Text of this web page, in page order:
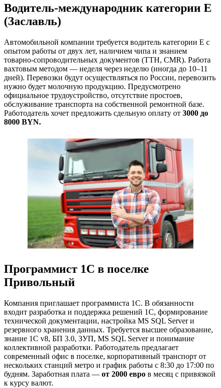
Водитель-международник категории Е
(Заславль)
Автомобильной компании требуется водитель категории Е с
опытом работы от двух лет, наличием чипа и знанием
товарно-сопроводительных документов (ТТН, CMR). Работа
вахтовым методом — неделя через неделю (иногда до 10–11
дней). Перевозки будут осуществляться по России, перевозить
нужно будет молочную продукцию. Предусмотрено
официальное трудоустройство, отсутствие простоев,
обслуживание транспорта на собственной ремонтной базе.
Работодатель хочет предложить сдельную оплату от 3000 до
8000 BYN.
Программист 1С в поселке
Привольный
Компания приглашает программиста 1С. В обязанности
входит разработка и поддержка решений 1С, формирование
технической документации, настройка MS SQL Server и
резервного хранения данных. Требуется высшее образование,
знание 1С v8, БП 3.0, ЗУП, MS SQL Server и понимание
коллективной разработки. Работодатель предлагает
современный офис в поселке, корпоративный транспорт от
нескольких станций метро и график работы с 8:30 до 17:00 по
будням. Заработная плата — от 2000 евро в месяц с привязкой
к курсу валют.